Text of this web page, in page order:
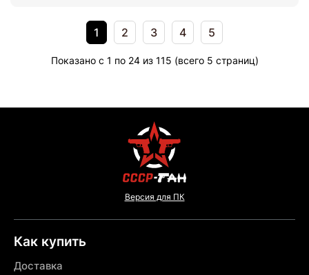
1 2 3 4 5
Показано с 1 по 24 из 115 (всего 5 страниц)
Версия для ПК
Как купить
Доставка